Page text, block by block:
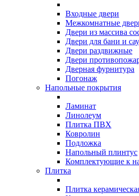
Входные двери
Межкомнатные
Двери из массива
Двери для бани и
Двери раздвижные
Двери
Дверная фурнитура
Погонаж
Напольные покрытия
Ламинат
Линолеум
Плитка ПВХ
Ковролин
Подложка
Напольный плинтус
Комплектующие к
Плитка
Плитка